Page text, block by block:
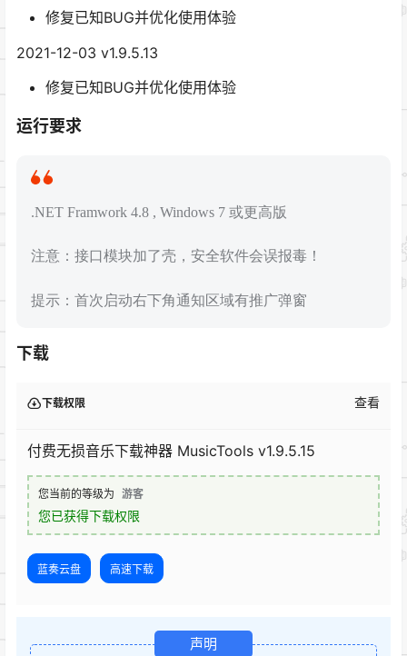
修复已知BUG并优化使用体验
2021-12-03 v1.9.5.13
修复已知BUG并优化使用体验
运行要求
.NET Framwork 4.8 , Windows 7 或更高版
注意：接口模块加了壳，安全软件会误报毒！
提示：首次启动右下角通知区域有推广弹窗
下载
下载权限 查看
付费无损音乐下载神器 MusicTools v1.9.5.15
您当前的等级为 游客
您已获得下载权限
蓝奏云盘 高速下载
声明